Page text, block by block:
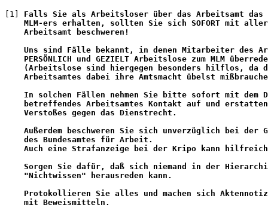
[1] Falls Sie als Arbeitsloser über das Arbeitsamt das
MLM-ers erhalten, sollten Sie sich SOFORT mit
    Arbeitsamt beschweren!
Uns sind Fälle bekannt, in denen Mitarbeiter des
PERSÖNLICH und GEZIELT Arbeitslose zum MLM
(Arbeitslose sind hiergegen besonders hilflos, da
Arbeitsamtes dabei ihre Amtsmacht übelst
In solchen Fällen nehmen Sie bitte sofort mit dem
betreffendes Arbeitsamtes Kontakt auf und
    Verstoßes gegen das Dienstrecht.
Außerdem beschweren Sie sich unverzüglich bei der
    des Bundesamtes für Arbeit.
Auch eine Strafanzeige bei der Kripo kann
Sorgen Sie dafür, daß sich niemand in der
    "Nichtwissen" herausreden kann.
Protokollieren Sie alles und machen sich
    mit Beweismitteln.